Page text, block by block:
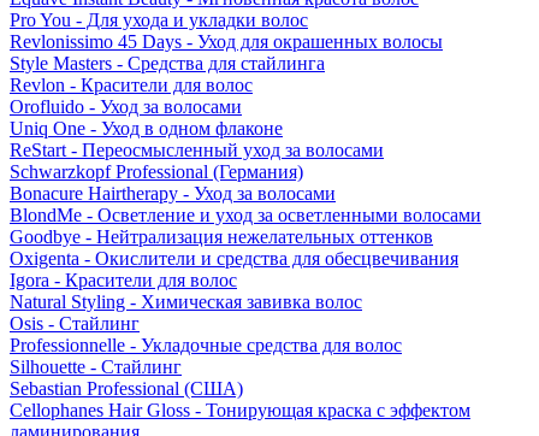
Pro You - Для ухода и укладки волос
Revlonissimo 45 Days - Уход для окрашенных волосы
Style Masters - Средства для стайлинга
Revlon - Красители для волос
Orofluido - Уход за волосами
Uniq One - Уход в одном флаконе
ReStart - Переосмысленный уход за волосами
Schwarzkopf Professional (Германия)
Bonacure Hairtherapy - Уход за волосами
BlondMe - Осветление и уход за осветленными волосами
Goodbye - Нейтрализация нежелательных оттенков
Oxigenta - Окислители и средства для обесцвечивания
Igora - Красители для волос
Natural Styling - Химическая завивка волос
Osis - Стайлинг
Professionnelle - Укладочные средства для волос
Silhouette - Стайлинг
Sebastian Professional (США)
Cellophanes Hair Gloss - Тонирующая краска с эффектом
ламинирования